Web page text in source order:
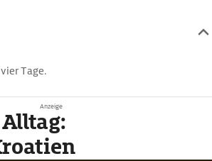
Tage.
Anzeige